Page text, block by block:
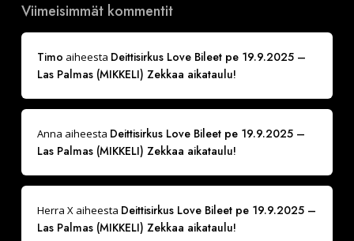
Viimeisimmät kommentit
Timo aiheesta Deittisirkus Love Bileet pe 19.9.2025 –
Las Palmas (MIKKELI) Zekkaa aikataulu!
Anna aiheesta Deittisirkus Love Bileet pe 19.9.2025 –
Las Palmas (MIKKELI) Zekkaa aikataulu!
Herra Xaiheesta Deittisirkus Love Bileet pe 19.9.2025 –
Las Palmas (MIKKELI) Zekkaa aikataulu!